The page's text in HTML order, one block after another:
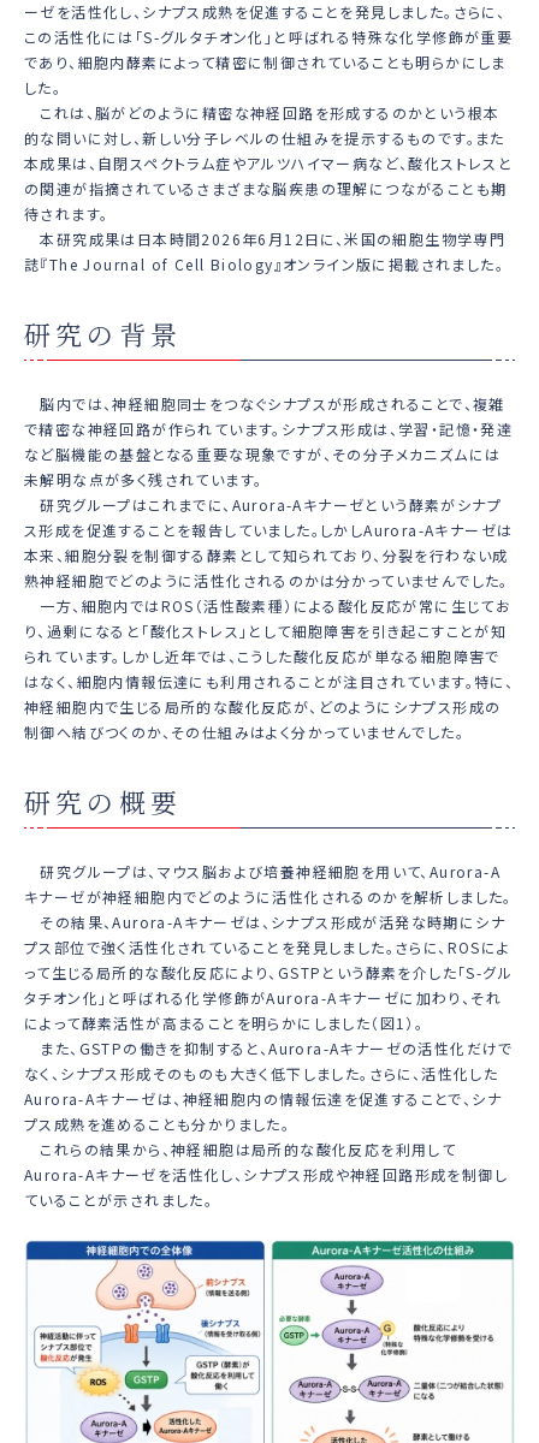
ーゼを活性化し、シナプス成熟を促進することを発見しました。さらに、
この活性化には「S-グルタチオン化」と呼ばれる特殊な化学修飾が重要
であり、細胞内酵素によって精密に制御されていることも明らかにしま
した。
これは、脳がどのように精密な神経回路を形成するのかという根本
的な問いに対し、新しい分子レベルの仕組みを提示するものです。また
本成果は、自閉スペクトラム症やアルツハイマー病など、酸化ストレスと
の関連が指摘されているさまざまな脳疾患の理解につながることも期
待されます。
本研究成果は日本時間2026年6月12日に、米国の細胞生物学専門
誌『The Journal of Cell Biology』オンライン版に掲載されました。
研究の背景
脳内では、神経細胞同士をつなぐシナプスが形成されることで、複雑
で精密な神経回路が作られています。シナプス形成は、学習・記憶・発達
など脳機能の基盤となる重要な現象ですが、その分子メカニズムには
未解明な点が多く残されています。
研究グループはこれまでに、Aurora-Aキナーゼという酵素がシナプ
ス形成を促進することを報告していました。しかしAurora-Aキナーゼは
本来、細胞分裂を制御する酵素として知られており、分裂を行わない成
熟神経細胞でどのように活性化されるのかは分かっていませんでした。
一方、細胞内ではROS（活性酸素種）による酸化反応が常に生じてお
り、過剰になると「酸化ストレス」として細胞障害を引き起こすことが知
られています。しかし近年では、こうした酸化反応が単なる細胞障害で
はなく、細胞内情報伝達にも利用されることが注目されています。特に、
神経細胞内で生じる局所的な酸化反応が、どのようにシナプス形成の
制御へ結びつくのか、その仕組みはよく分かっていませんでした。
研究の概要
研究グループは、マウス脳および培養神経細胞を用いて、Aurora-A
キナーゼが神経細胞内でどのように活性化されるのかを解析しました。
その結果、Aurora-Aキナーゼは、シナプス形成が活発な時期にシナ
プス部位で強く活性化されていることを発見しました。さらに、ROSによ
って生じる局所的な酸化反応により、GSTPという酵素を介した「S-グル
タチオン化」と呼ばれる化学修飾がAurora-Aキナーゼに加わり、それ
によって酵素活性が高まることを明らかにしました（図1）。
また、GSTPの働きを抑制すると、Aurora-Aキナーゼの活性化だけで
なく、シナプス形成そのものも大きく低下しました。さらに、活性化した
Aurora-Aキナーゼは、神経細胞内の情報伝達を促進することで、シナ
プス成熟を進めることも分かりました。
これらの結果から、神経細胞は局所的な酸化反応を利用して
Aurora-Aキナーゼを活性化し、シナプス形成や神経回路形成を制御し
ていることが示されました。